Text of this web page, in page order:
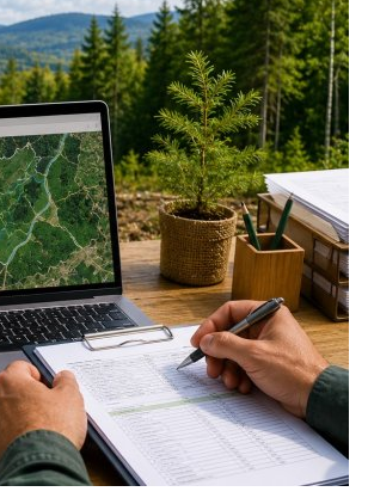
бабочек
для
11-
АЭС
о
тыс. человек
Авг 6, 2026
МЕГА и
установили
вторсырья
Авг 6, 2026
Учёные
получать
из воздуха
ветра
Авг 6, 2026
Приложение
для
площадок
сентябре
Авг 6, 2026